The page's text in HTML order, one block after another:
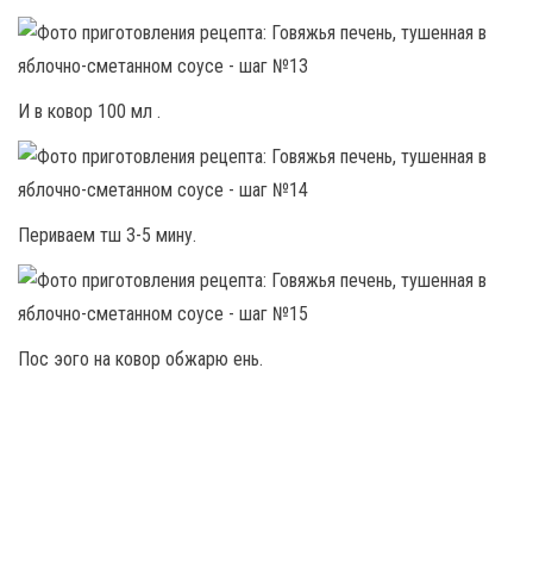
И в ковор 100 мл .
Периваем тш 3-5 мину.
Пос эого на ковор обжарю ень.